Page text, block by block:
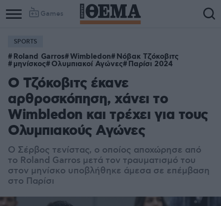
Games
SPORTS
Roland Garros Wimbledon Νόβακ Τζόκοβιτς
μηνίσκος Ολυμπιακοί Αγώνες Παρίσι 2024
Ο Τζόκοβιτς έκανε
αρθροσκόπηση, χάνει το
Wimbledon και τρέχει για τους
Ολυμπιακούς Αγώνες
Ο Σέρβος τενίστας, ο οποίος αποχώρησε από
το Roland Garros μετά τον τραυματισμό του
στον μηνίσκο υποβλήθηκε άμεσα σε επέμβαση
στο Παρίσι